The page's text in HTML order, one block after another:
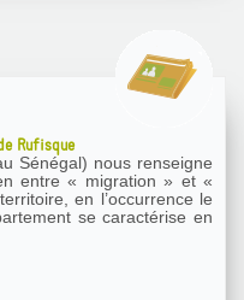
Rufisque
Sénégal) nous renseigne
entre « migration » et «
en l’occurrence le